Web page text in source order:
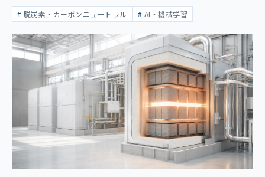
脱炭素・カーボンニュートラル AI・機械学習